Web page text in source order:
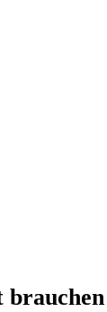
brauchen